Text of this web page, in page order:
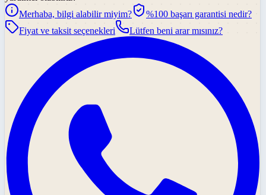
Merhaba, bilgi alabilir miyim?
%100 başarı garantisi nedir?
Fiyat ve taksit seçenekleri
Lütfen beni arar mısınız?